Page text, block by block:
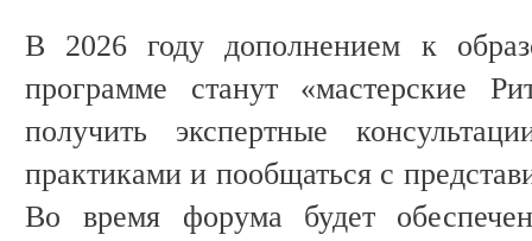
В 2026 году дополнением к
программе станут «мастерские
получить экспертные
практиками и пообщаться с
Во время форума будет